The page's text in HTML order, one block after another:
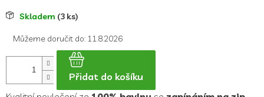
MěrnáSkladem (3 ks)
Můžeme doručit do: 11.8.2026
Přidat do košíku